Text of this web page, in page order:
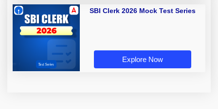
SBI Clerk 2026 Mock Test Series
Explore Now